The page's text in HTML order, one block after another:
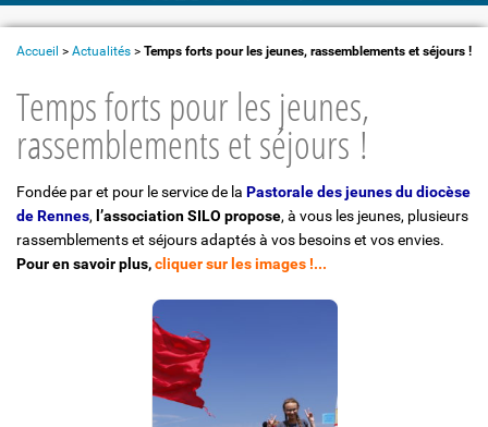
Demande de document
Enfance et Jeunesse
Solidarité et Mouvements
Accueil > Actualités > Temps forts pour les jeunes, rassemblements et séjours !
Temps forts pour les jeunes,
rassemblements et séjours !
Fondée par et pour le service de la Pastorale des jeunes du diocèse
de Rennes, l’association SILO propose, à vous les jeunes, plusieurs
rassemblements et séjours adaptés à vos besoins et vos envies.
Pour en savoir plus,cliquer sur les images !...